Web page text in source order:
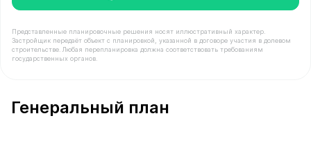
Представленные планировочные решения носят иллюстративный характер.
Застройщик передаёт объект с планировкой, указанной в договоре участия в долевом
строительстве. Любая перепланировка должна соответствовать требованиям
государственных органов.
Генеральный план